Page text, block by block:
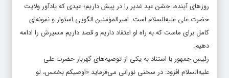
روزهای آینده، جشن عید غدیر را در پیش داریم؛ عیدی که یادآور ولایت
حضرت علی علیه‌السلام است. امیرالمؤمنین الگویی استوار و نمونه‌ای
کامل برای ماست که به راه او اعتقاد داریم و قصد داریم مسیرش را ادامه
دهیم.
رئیس جمهور با استناد به یکی از توصیه‌های گهربار حضرت علی
علیه‌السلام افزود: در سخنی نورانی می‌فرماید «اوصیکم بخمس، لو